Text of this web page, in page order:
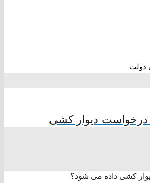
دولت
درخواست دیوار کشی
کشی داده می شود؟